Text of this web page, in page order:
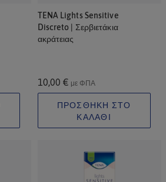
TENA Lights Sensitive
Discreto | Σερβιετάκια
ακράτειας
10,00 € με ΦΠΑ
ΠΡΟΣΘΗΚΗ ΣΤΟ
ΚΑΛΑΘΙ